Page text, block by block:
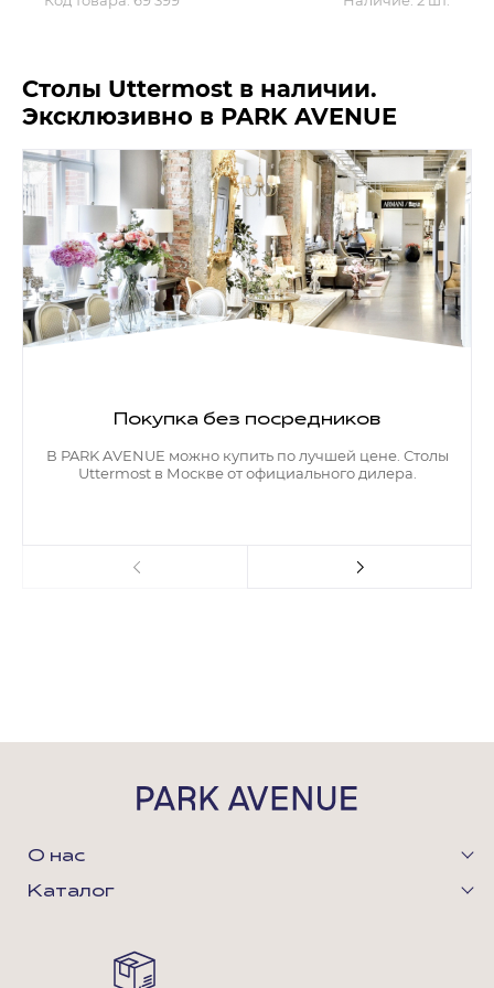
Обратная связь
Столы Uttermost в наличии.
Эксклюзивно в PARK AVENUE
Покупка без посредников
В PARK AVENUE можно купить по лучшей цене. Столы
Uttermost в Москве от официального дилера.
О нас
Каталог